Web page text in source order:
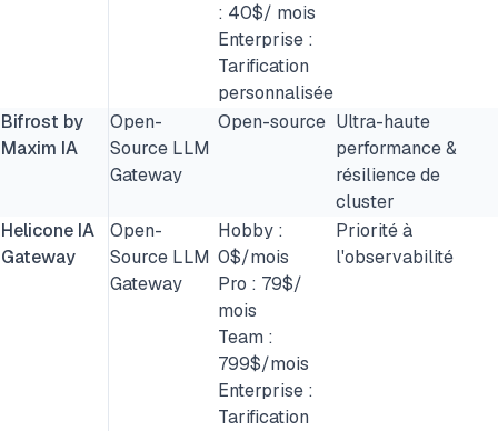
: 40$/ mois
Enterprise :
Tarification
personnalisée
Bifrost by
Maxim IA
Open-
Source LLM
Gateway
Open-source Ultra-haute
performance &
résilience de
cluster
Helicone IA
Gateway
Open-
Source LLM
Gateway
Hobby :
0$/mois
Pro : 79$/
mois
Team :
799$/mois
Enterprise :
Tarification
Priorité à
l'observabilité